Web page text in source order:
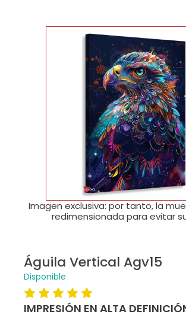
Imagen exclusiva: por tanto, la
redimensionada para evitar
Águila Vertical Agv15
Disponible
IMPRESIÓN EN ALTA